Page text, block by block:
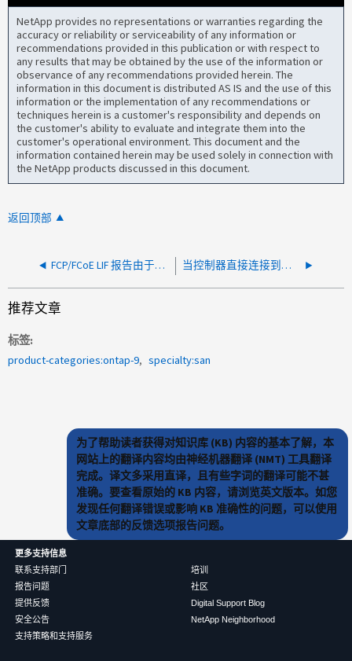
NetApp provides no representations or warranties regarding the
accuracy or reliability or serviceability of any information or
recommendations provided in this publication or with respect to
any results that may be obtained by the use of the information or
observance of any recommendations provided herein. The
information in this document is distributed AS IS and the use of this
information or the implementation of any recommendations or
techniques herein is a customer's responsibility and depends on
the customer's ability to evaluate and integrate them into the
customer's operational environment. This document and the
information contained herein may be used solely in connection with
the NetApp products discussed in this document.
返回顶部
FCP/FCoE LIF 报告由于交换机 SFP 故障导致运行中断 当控制器直接连接到启动器时，FCP LIF 将关闭
推荐文章
标签
product-categories:ontap-9
specialty:san
为了帮助读者获得对知识库 (KB) 内容的基本了解，本
网站上的翻译内容均由神经机器翻译 (NMT) 工具翻译
完成。译文多采用直译，且有些字词的翻译可能不甚
准确。要查看原始的 KB 内容，请浏览英文版本。如您
发现任何翻译错误或影响 KB 准确性的问题，可以使用
文章底部的反馈选项报告问题。
更多支持信息
联系支持部门
报告问题
提供反馈
安全公告
支持策略和支持服务
培训
社区
Digital Support Blog
NetApp Neighborhood